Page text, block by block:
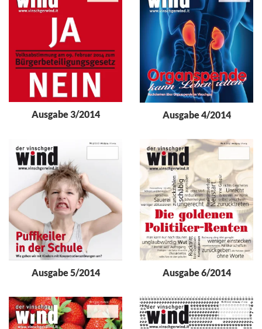
Ausgabe 3/2014 Ausgabe 4/2014
Ausgabe 5/2014 Ausgabe 6/2014